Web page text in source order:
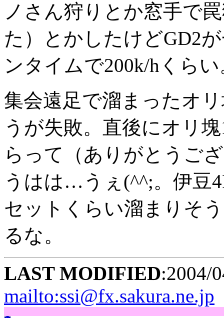
ノさん狩りとか窓手で
た）とかしたけどGD2
ンタイムで200k/hくら
集会遠足で溜まったオ
うが失敗。直後にオリ
らって（ありがとうご
うはは…うぇ(^^;。伊豆
セットくらい溜まりそ
るな。
LAST MODIFIED:2004/
mailto:ssi@fx.sakura.ne.jp